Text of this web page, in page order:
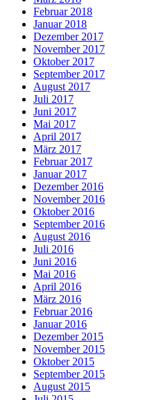
Februar 2018
Januar 2018
Dezember 2017
November 2017
Oktober 2017
September 2017
August 2017
Juli 2017
Juni 2017
Mai 2017
April 2017
März 2017
Februar 2017
Januar 2017
Dezember 2016
November 2016
Oktober 2016
September 2016
August 2016
Juli 2016
Juni 2016
Mai 2016
April 2016
März 2016
Februar 2016
Januar 2016
Dezember 2015
November 2015
Oktober 2015
September 2015
August 2015